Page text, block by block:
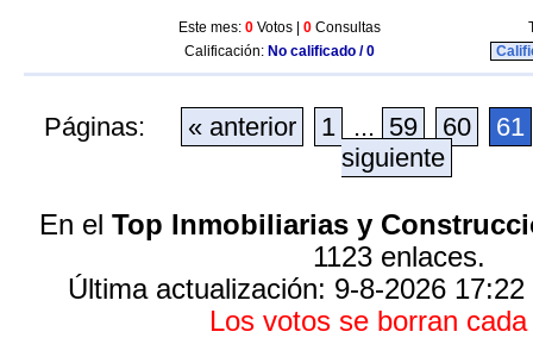
Este mes: 0 Votos | 0 Consultas
Calificación: No calificado / 0
Páginas: « anterior 1 ... 59 60
61
siguiente
En el Top Inmobiliarias y
1123 enlaces.
Última actualización: 9-8-2026
Los votos se borran